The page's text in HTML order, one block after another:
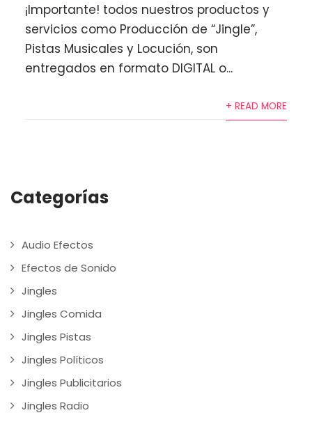
¡Importante! todos nuestros productos y
servicios como Producción de “Jingle”,
Pistas Musicales y Locución, son
entregados en formato DIGITAL o...
+ READ MORE
Categorías
Audio Efectos
Efectos de Sonido
Jingles
Jingles Comida
Jingles Pistas
Jingles Políticos
Jingles Publicitarios
Jingles Radio